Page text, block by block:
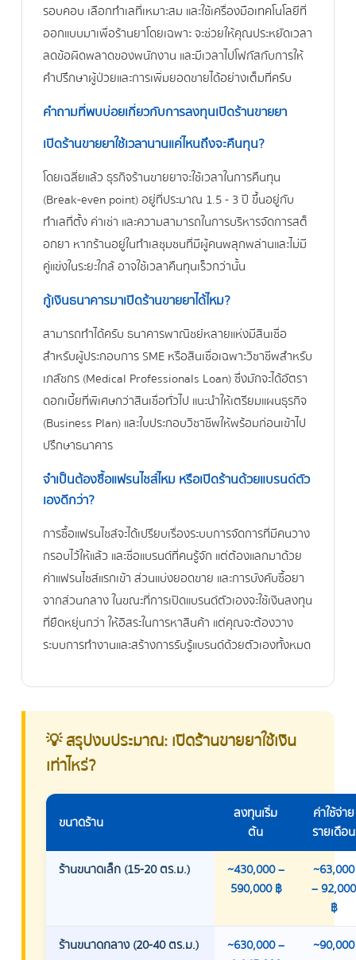
รอบคอบ เลือกทำเลที่เหมาะสม และใช้เครื่องมือเทคโนโลยีที่
ออกแบบมาเพื่อร้านยาโดยเฉพาะ จะช่วยให้คุณประหยัดเวลา
ลดข้อผิดพลาดของพนักงาน และมีเวลาไปโฟกัสกับการให้
คำปรึกษาผู้ป่วยและการเพิ่มยอดขายได้อย่างเต็มที่ครับ
คำถามที่พบบ่อยเกี่ยวกับการลงทุนเปิดร้านขายยา
เปิดร้านขายยาใช้เวลานานแค่ไหนถึงจะคืนทุน?
โดยเฉลี่ยแล้ว ธุรกิจร้านขายยาจะใช้เวลาในการคืนทุน
(Break-even point) อยู่ที่ประมาณ 1.5 - 3 ปี ขึ้นอยู่กับ
ทำเลที่ตั้ง ค่าเช่า และความสามารถในการบริหารจัดการสต็
อกยา หากร้านอยู่ในทำเลชุมชนที่มีผู้คนพลุกพล่านและไม่มี
คู่แข่งในระยะใกล้ อาจใช้เวลาคืนทุนเร็วกว่านั้น
กู้เงินธนาคารมาเปิดร้านขายยาได้ไหม?
สามารถทำได้ครับ ธนาคารพาณิชย์หลายแห่งมีสินเชื่อ
สำหรับผู้ประกอบการ SME หรือสินเชื่อเฉพาะวิชาชีพสำหรับ
เภสัชกร (Medical Professionals Loan) ซึ่งมักจะได้อัตรา
ดอกเบี้ยที่พิเศษกว่าสินเชื่อทั่วไป แนะนำให้เตรียมแผนธุรกิจ
(Business Plan) และใบประกอบวิชาชีพให้พร้อมก่อนเข้าไป
ปรึกษาธนาคาร
จำเป็นต้องซื้อแฟรนไชส์ไหม หรือเปิดร้านด้วยแบรนด์ตัว
เองดีกว่า?
การซื้อแฟรนไชส์จะได้เปรียบเรื่องระบบการจัดการที่มีคนวาง
กรอบไว้ให้แล้ว และชื่อแบรนด์ที่คนรู้จัก แต่ต้องแลกมาด้วย
ค่าแฟรนไชส์แรกเข้า ส่วนแบ่งยอดขาย และการบังคับซื้อยา
จากส่วนกลาง ในขณะที่การเปิดแบรนด์ตัวเองจะใช้เงินลงทุน
ที่ยืดหยุ่นกว่า ให้อิสระในการหาสินค้า แต่คุณจะต้องวาง
ระบบการทำงานและสร้างการรับรู้แบรนด์ด้วยตัวเองทั้งหมด
💡 สรุปงบประมาณ: เปิดร้านขายยาใช้เงิน
เท่าไหร่?
ขนาดร้าน
ลงทุนเริ่ม
ต้น
ค่าใช้จ่าย
รายเดือน
ร้านขนาดเล็ก (15-20 ตร.ม.)
~430,000 –
590,000 ฿
~63,000
– 92,000
฿
ร้านขนาดกลาง (20-40 ตร.ม.)
~630,000 –
~90,000